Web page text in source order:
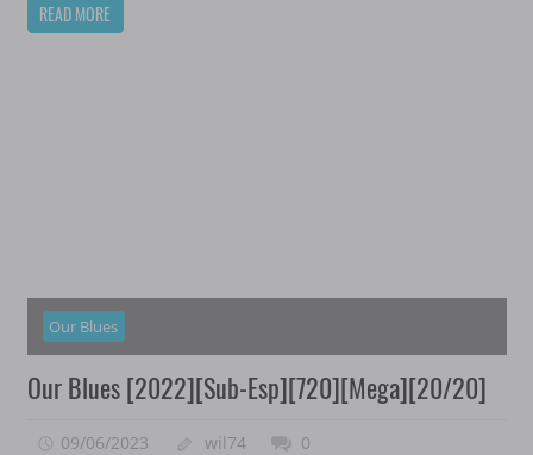
READ MORE
Our Blues
Our Blues [2022][Sub-Esp][720][Mega][20/20]
09/06/2023 wil74 0